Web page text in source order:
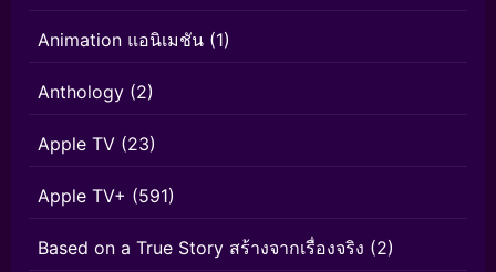
Animation แอนิเมชัน (1)
Anthology (2)
Apple TV (23)
Apple TV+ (591)
Based on a True Story สร้างจากเรื่องจริง (2)